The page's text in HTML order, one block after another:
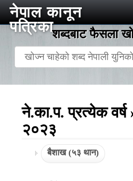
नेपाल कानून
पत्रिकाशब्दबाट फैसला
ने.का.प. प्रत्येक वर्ष
२०२३
बैशाख (५३ थान)